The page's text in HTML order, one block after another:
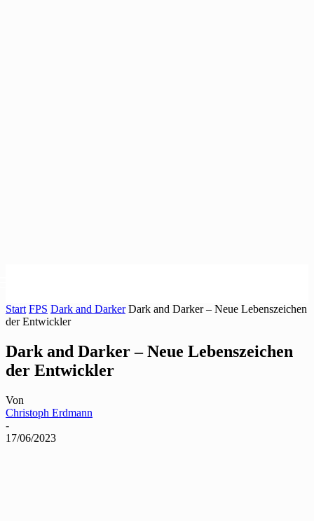
Start FPS Dark and Darker Dark and Darker – Neue Lebenszeichen
der Entwickler
Dark and Darker – Neue Lebenszeichen
der Entwickler
Von
Christoph Erdmann
-
17/06/2023